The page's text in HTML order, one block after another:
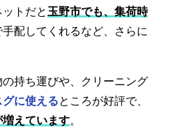
トだと 玉野市でも、集荷時
手配してくれるなど、さらに
持ち運びや、クリーニング
グに使えるところが好評で、
えています。